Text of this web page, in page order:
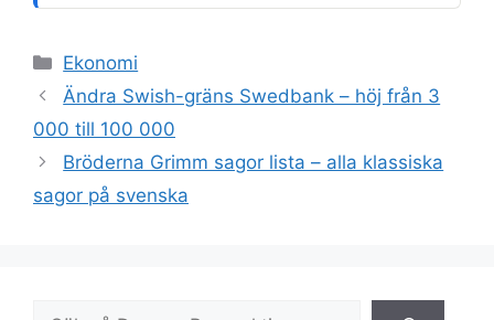
Kategorier
Ekonomi
Ändra Swish-gräns Swedbank – höj från 3
000 till 100 000
Bröderna Grimm sagor lista – alla klassiska
sagor på svenska